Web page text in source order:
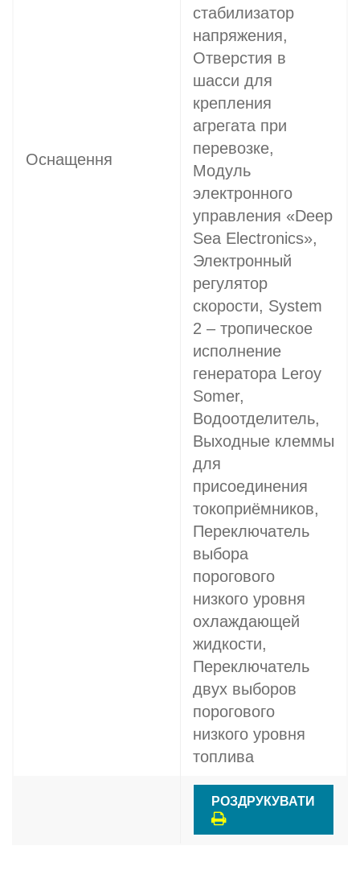
Оснащення
стабилизатор
напряжения,
Отверстия в
шасси для
крепления
агрегата при
перевозке,
Модуль
электронного
управления «Deep
Sea Electronics»,
Электронный
регулятор
скорости, System
2 – тропическое
исполнение
генератора Leroy
Somer,
Водоотделитель,
Выходные клеммы
для
присоединения
токоприёмников,
Переключатель
выбора
порогового
низкого уровня
охлаждающей
жидкости,
Переключатель
двух выборов
порогового
низкого уровня
топлива
РОЗДРУКУВАТИ